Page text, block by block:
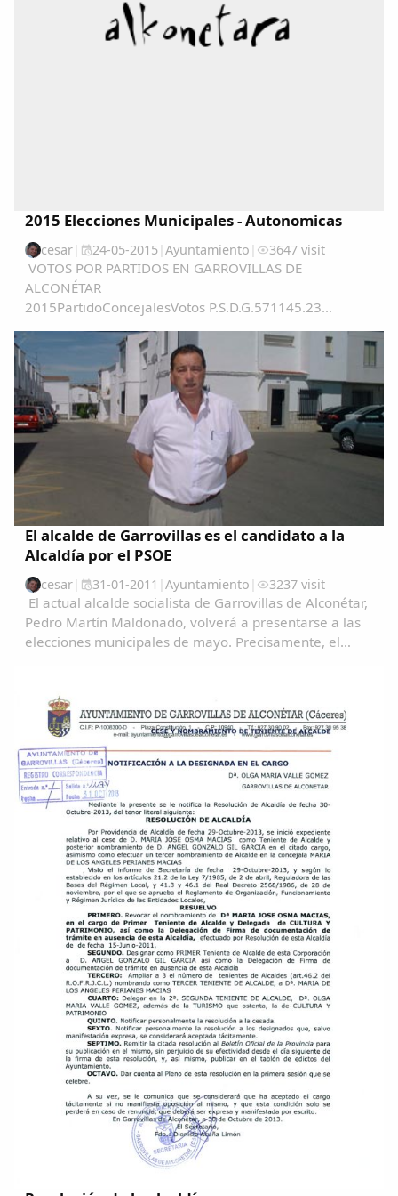
2015 Elecciones Municipales - Autonomicas
cesar| 24-05-2015| Ayuntamiento | 3647 visit
VOTOS POR PARTIDOS EN GARROVILLAS DE
ALCONÉTAR
2015PartidoConcejalesVotos P.S.D.G.571145.23
%PSOE562239.57 %PP117811.32 %C's0452.86 %...
El alcalde de Garrovillas es el candidato a la
Alcaldía por el PSOE
cesar| 31-01-2011 | Ayuntamiento | 3237 visit
El actual alcalde socialista de Garrovillas de Alconétar,
Pedro Martín Maldonado, volverá a presentarse a las
elecciones municipales de mayo. Precisamente, el